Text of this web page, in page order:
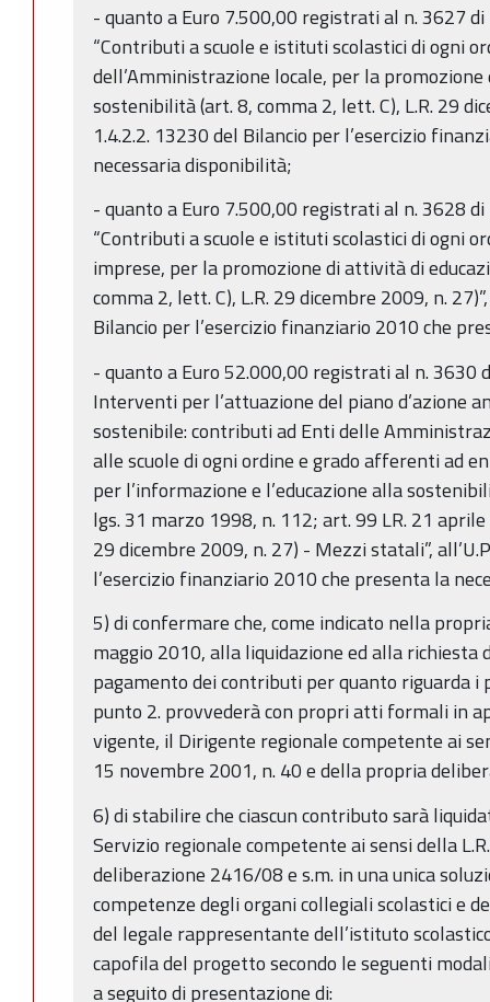
- quanto a Euro 7.500,00 registrati al n. 3627
“Contributi a scuole e istituti scolastici di ogni
dell’Amministrazione locale, per la
sostenibilità (art. 8, comma 2, lett. C), L.R. 29
1.4.2.2. 13230 del Bilancio per l’esercizio
necessaria disponibilità;
- quanto a Euro 7.500,00 registrati al n. 3628
“Contributi a scuole e istituti scolastici di ogni
imprese, per la promozione di attività di
comma 2, lett. C), L.R. 29 dicembre 2009, n.
Bilancio per l’esercizio finanziario 2010 che
- quanto a Euro 52.000,00 registrati al n. 3630
Interventi per l’attuazione del piano d’azione
sostenibile: contributi ad Enti delle
alle scuole di ogni ordine e grado afferenti ad
per l’informazione e l’educazione alla
lgs. 31 marzo 1998, n. 112; art. 99 LR. 21
29 dicembre 2009, n. 27) - Mezzi statali”,
l’esercizio finanziario 2010 che presenta la
5) di confermare che, come indicato nella
maggio 2010, alla liquidazione ed alla richiesta
pagamento dei contributi per quanto riguarda i
punto 2. provvederà con propri atti formali in
vigente, il Dirigente regionale competente ai
15 novembre 2001, n. 40 e della propria
6) di stabilire che ciascun contributo sarà
Servizio regionale competente ai sensi della
deliberazione 2416/08 e s.m. in una unica
competenze degli organi collegiali scolastici e
del legale rappresentante dell’istituto
capofila del progetto secondo le seguenti
a seguito di presentazione di: